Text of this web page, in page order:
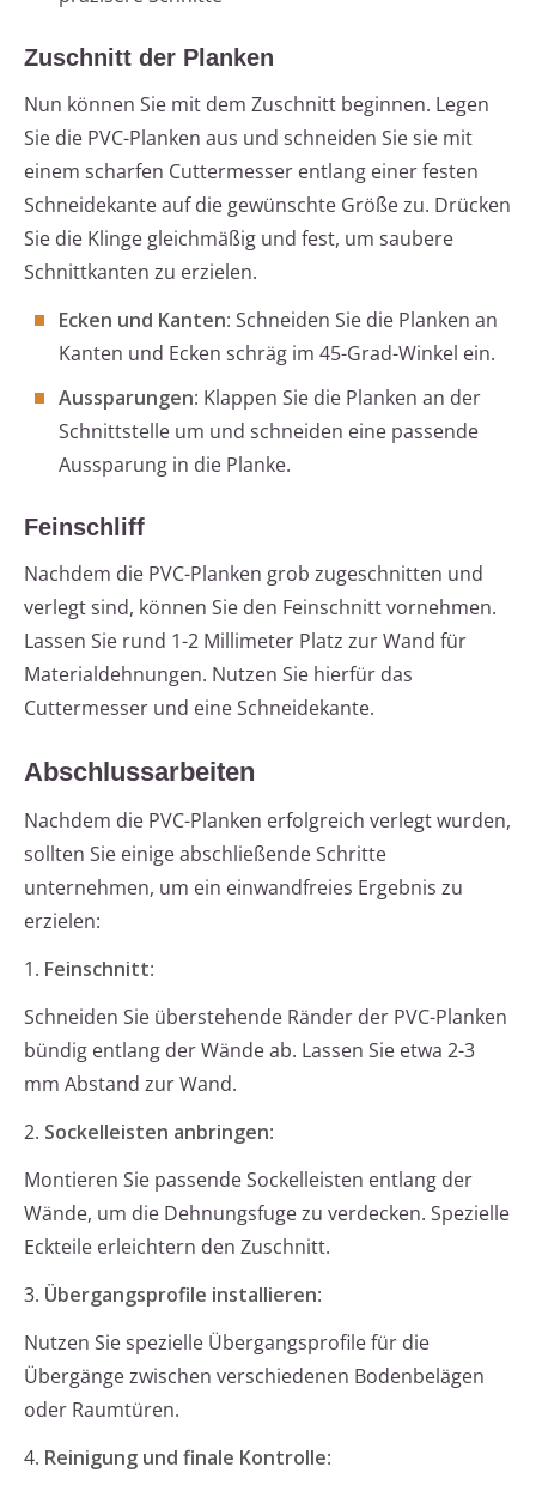
Zuschnitt der Planken
Nun können Sie mit dem Zuschnitt beginnen. Legen
Sie die PVC-Planken aus und schneiden Sie sie mit
einem scharfen Cuttermesser entlang einer festen
Schneidekante auf die gewünschte Größe zu. Drücken
Sie die Klinge gleichmäßig und fest, um saubere
Schnittkanten zu erzielen.
Ecken und Kanten: Schneiden Sie die Planken an
Kanten und Ecken schräg im 45-Grad-Winkel ein.
Aussparungen: Klappen Sie die Planken an der
Schnittstelle um und schneiden eine passende
Aussparung in die Planke.
Feinschliff
Nachdem die PVC-Planken grob zugeschnitten und
verlegt sind, können Sie den Feinschnitt vornehmen.
Lassen Sie rund 1-2 Millimeter Platz zur Wand für
Materialdehnungen. Nutzen Sie hierfür das
Cuttermesser und eine Schneidekante.
Abschlussarbeiten
Nachdem die PVC-Planken erfolgreich verlegt wurden,
sollten Sie einige abschließende Schritte
unternehmen, um ein einwandfreies Ergebnis zu
erzielen:
1. Feinschnitt:
Schneiden Sie überstehende Ränder der PVC-Planken
bündig entlang der Wände ab. Lassen Sie etwa 2-3
mm Abstand zur Wand.
2. Sockelleisten anbringen:
Montieren Sie passende Sockelleisten entlang der
Wände, um die Dehnungsfuge zu verdecken. Spezielle
Eckteile erleichtern den Zuschnitt.
3. Übergangsprofile installieren:
Nutzen Sie spezielle Übergangsprofile für die
Übergänge zwischen verschiedenen Bodenbelägen
oder Raumtüren.
4. Reinigung und finale Kontrolle: